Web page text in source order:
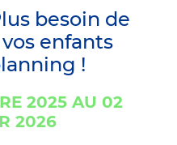
besoin de
enfants
!
2025 AU 02
2026